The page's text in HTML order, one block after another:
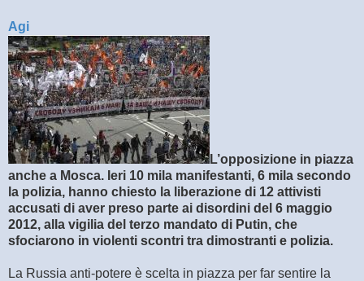
Agi
L’opposizione in piazza
anche a Mosca. Ieri 10 mila manifestanti, 6 mila secondo
la polizia, hanno chiesto la liberazione di 12 attivisti
accusati di aver preso parte ai disordini del 6 maggio
2012, alla vigilia del terzo mandato di Putin, che
sfociarono in violenti scontri tra dimostranti e polizia.
La Russia anti-potere è scelta in piazza per far sentire la